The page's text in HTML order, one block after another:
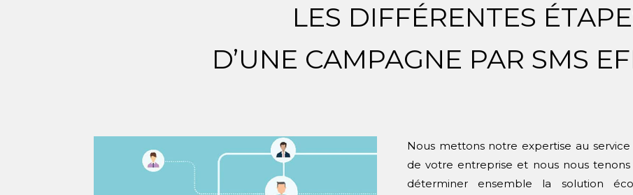
LES DIFFÉRENTES
D’UNE CAMPAGNE PAR SMS
Nous mettons notre expertise au
de votre entreprise et nous nous
déterminer ensemble la solution